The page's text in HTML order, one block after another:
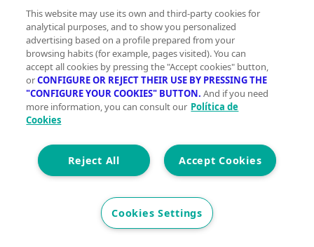
Terrenos en venta con terraza en Cuevas del Becerro
Terrenos en venta con trastero en Cuevas del Becerro
Ver más
Terrenos en alquiler en Cuevas del
Becerro
Terrenos en alquiler en Cuevas del Becerro
This website may use its own and third-party cookies for
analytical purposes, and to show you personalized
advertising based on a profile prepared from your
browsing habits (for example, pages visited). You can
accept all cookies by pressing the "Accept cookies" button,
orCONFIGURE OR REJECT THEIR USE BY PRESSING THE
"CONFIGURE YOUR COOKIES" BUTTON. And if you need
more information, you can consult our Política de
Cookies
Accept Cookies
Reject All
Cookies Settings